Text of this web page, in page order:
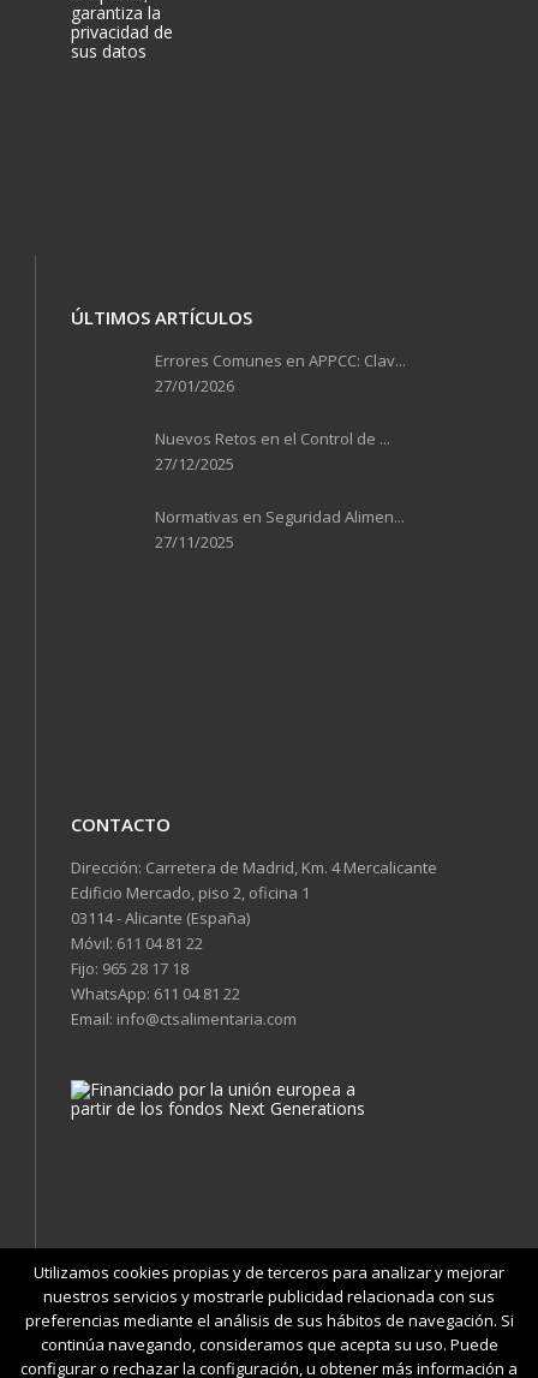
ÚLTIMOS ARTÍCULOS
Errores Comunes en APPCC: Clav...
27/01/2026
Nuevos Retos en el Control de ...
27/12/2025
Normativas en Seguridad Alimen...
27/11/2025
CONTACTO
Dirección: Carretera de Madrid, Km. 4 Mercalicante
Edificio Mercado, piso 2, oficina 1
03114 - Alicante (España)
Móvil: 611 04 81 22
Fijo: 965 28 17 18
WhatsApp: 611 04 81 22
Email: info@ctsalimentaria.com
Condiciones | Política de Privacidad | Cookies | Aviso Legal |
Utilizamos cookies propias y de terceros para analizar y mejorar
nuestros servicios y mostrarle publicidad relacionada con sus
preferencias mediante el análisis de sus hábitos de navegación. Si
continúa navegando, consideramos que acepta su uso. Puede
configurar o rechazar la configuración, u obtener más información a